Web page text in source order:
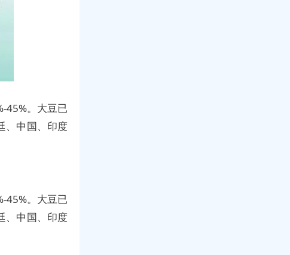
45%。大豆已
、中国、印度
45%。大豆已
、中国、印度